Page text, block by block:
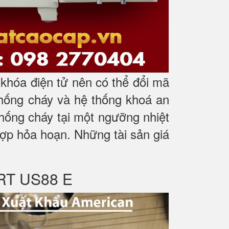
điện tử nên có thể đổi mã
cháy và hệ thống khoá an
cháy tại một ngưỡng nhiệt
hỏa hoạn. Những tài sản giá
US88 E